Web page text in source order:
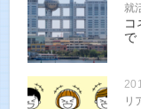
就
コ
で
リ